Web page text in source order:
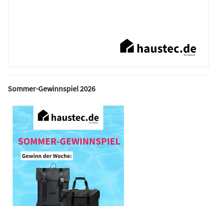
Sommer-Gewinnspiel 2026